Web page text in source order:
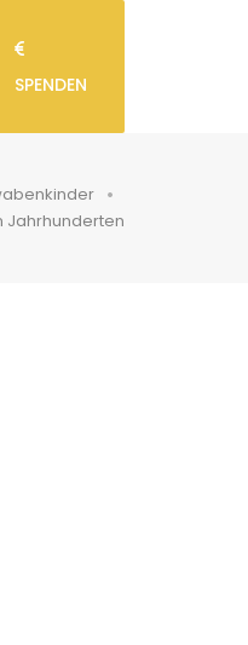
SPENDEN
Jahrhunderten